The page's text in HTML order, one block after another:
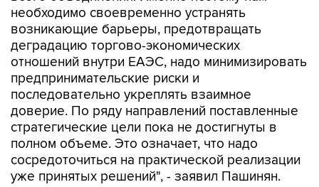
необходимо своевременно устранять
возникающие барьеры, предотвращать
деградацию торгово-экономических
отношений внутри ЕАЭС, надо минимизировать
предпринимательские риски и
последовательно укреплять взаимное
доверие. По ряду направлений поставленные
стратегические цели пока не достигнуты в
полном объеме. Это означает, что надо
сосредоточиться на практической реализации
уже принятых решений", - заявил Пашинян.